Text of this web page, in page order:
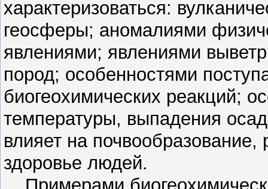
характеризоваться:
геосферы; аномалиями
явлениями; явлениями
пород; особенностями
биогеохимических реакций;
температуры, выпадения
влияет на
здоровье людей.